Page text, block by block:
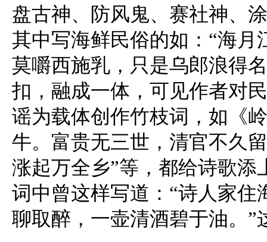
盘古神、防风鬼、赛社神、
其中写海鲜民俗的如：“海
莫嚼西施乳，只是乌郎浪得
扣，融成一体，可见作者对
谣为载体创作竹枝词，如《
牛。富贵无三世，清官不久
涨起万全乡”等，都给诗歌
词中曾这样写道：“诗人家
聊取醉，一壶清酒碧于油。”